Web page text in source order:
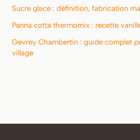
Sucre glace : définition, fabrication
Panna cotta thermomix : recette
Gevrey Chambertin : guide complet
village